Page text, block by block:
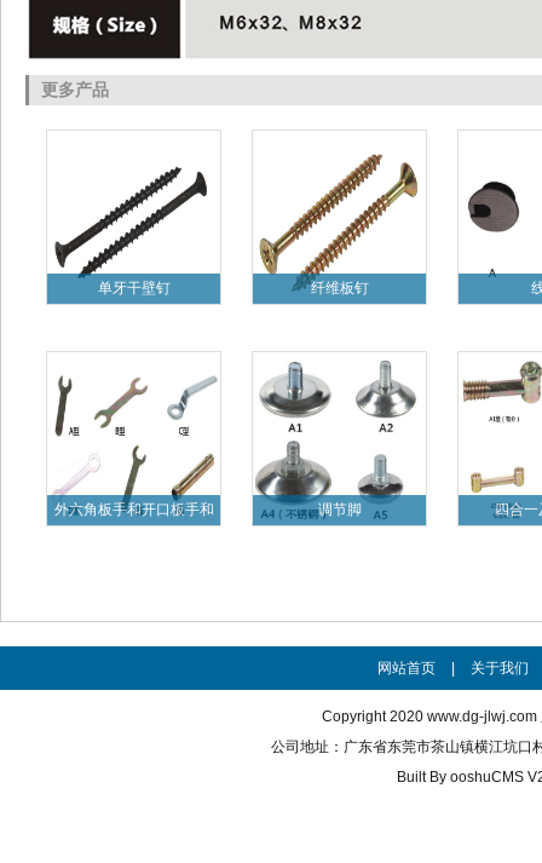
更多产品
单牙干壁钉 纤维板钉
外六角板手和开口板手和
调节脚 四合一
网站首页 关于我们
Copyright 2020 www.dg-jlwj.com
公司地址：广东省东莞市茶山镇横江坑
Built By ooshuCMS